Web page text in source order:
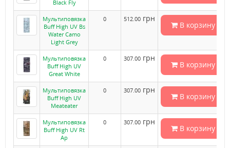
Black Fly
Мультиповязка
Buff High UV Bs
Water Camo
Light Grey
0 512.00 грн
В корзину
Мультиповязка
Buff High UV
Great White
0 307.00 грн
В корзину
Мультиповязка
Buff High UV
Meateater
0 307.00 грн
В корзину
Мультиповязка
Buff High UV Rt
Ap
0 307.00 грн
В корзину